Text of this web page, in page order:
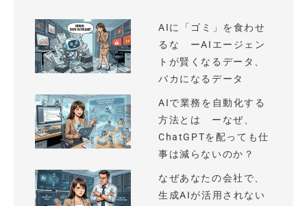
AIに「ゴミ」を食わせ
るな ーAIエージェン
トが賢くなるデータ、
バカになるデータ
AIで業務を自動化する
方法とは ーなぜ、
ChatGPTを配っても仕
事は減らないのか？
なぜあなたの会社で、
生成AIが活用されない